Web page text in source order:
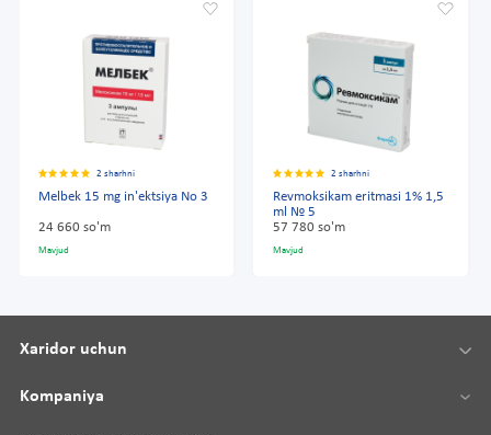
2 sharhni
Melbek 15 mg in'ektsiya No 3
24 660 so'm
Mavjud
2 sharhni
Revmoksikam eritmasi 1% 1,5
ml № 5
57 780 so'm
Mavjud
Xaridor uchun
Kompaniya